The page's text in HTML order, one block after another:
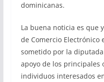
dominicanas.
La buena noticia es que
de Comercio Electrónico
sometido por la diputada
apoyo de los principales
individuos interesados